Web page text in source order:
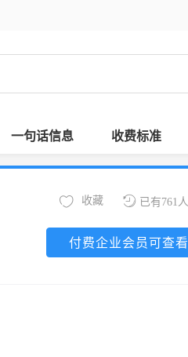
一句话信息 收费标准
已有761
收藏
付费企业会员可查看